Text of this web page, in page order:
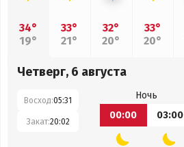
34°
19°
33°
21°
32°
20°
33°
20°
Четверг, 6 августа
Восход:05:31
Закат:20:02
Ночь
00:00
03:00